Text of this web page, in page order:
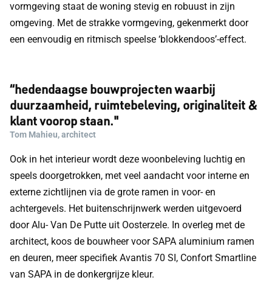
vormgeving staat de woning stevig en robuust in zijn
omgeving. Met de strakke vormgeving, gekenmerkt door
een eenvoudig en ritmisch speelse ‘blokkendoos’-effect.
“hedendaagse bouwprojecten waarbij
duurzaamheid, ruimtebeleving, originaliteit &
klant voorop staan."
Tom Mahieu, architect
Ook in het interieur wordt deze woonbeleving luchtig en
speels doorgetrokken, met veel aandacht voor interne en
externe zichtlijnen via de grote ramen in voor- en
achtergevels. Het buitenschrijnwerk werden uitgevoerd
door Alu- Van De Putte uit Oosterzele. In overleg met de
architect, koos de bouwheer voor SAPA aluminium ramen
en deuren, meer specifiek Avantis 70 SI, Confort Smartline
van SAPA in de donkergrijze kleur.